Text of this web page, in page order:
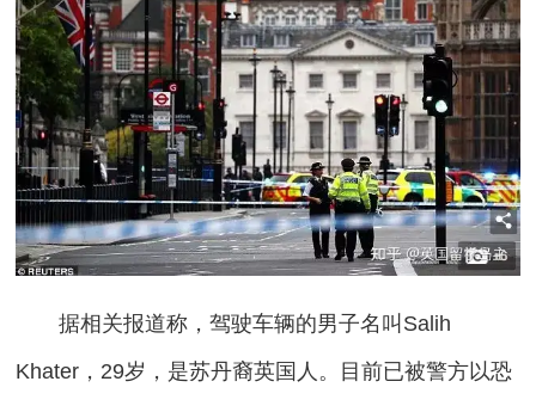
据相关报道称，驾驶车辆的男子名叫Salih
Khater，29岁，是苏丹裔英国人。目前已被警方以恐